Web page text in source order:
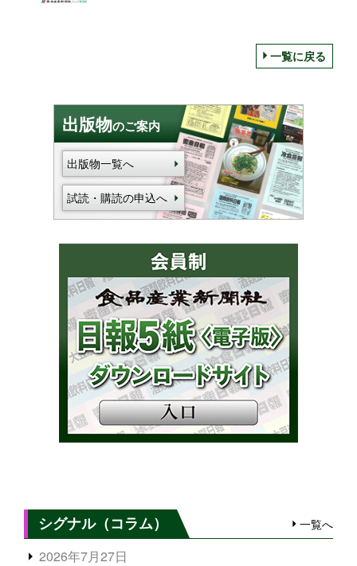
一覧に戻る
出版物のご案内
出版物一覧へ
試読・購読の申込へ
シグナル（コラム） 一覧へ
2026年7月27日